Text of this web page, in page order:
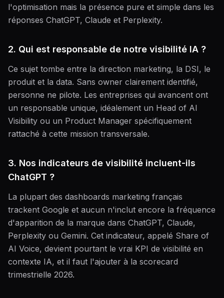
l'optimisation mais la présence pure et simple dans les
réponses ChatGPT, Claude et Perplexity.
2. Qui est responsable de notre visibilité IA ?
Ce sujet tombe entre la direction marketing, la DSI, le
produit et la data. Sans owner clairement identifié,
personne ne pilote. Les entreprises qui avancent ont
un responsable unique, idéalement un Head of AI
Visibility ou un Product Manager spécifiquement
rattaché à cette mission transversale.
3. Nos indicateurs de visibilité incluent-ils
ChatGPT ?
La plupart des dashboards marketing français
trackent Google et aucun n'inclut encore la fréquence
d'apparition de la marque dans ChatGPT, Claude,
Perplexity ou Gemini. Cet indicateur, appelé Share of
AI Voice, devient pourtant le vrai KPI de visibilité en
contexte IA, et il faut l'ajouter à la scorecard
trimestrielle 2026.